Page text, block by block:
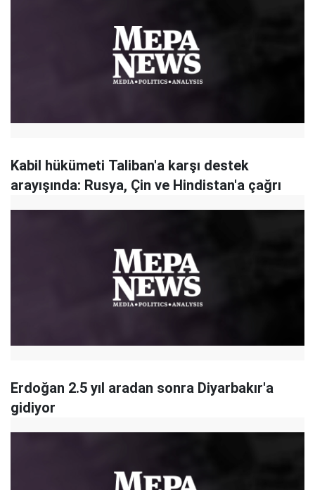
Kabil hükümeti Taliban'a karşı destek
arayışında: Rusya, Çin ve Hindistan'a çağrı
Erdoğan 2.5 yıl aradan sonra Diyarbakır'a
gidiyor